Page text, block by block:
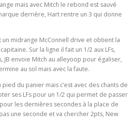
mais avec Mitch le rebond est sauvé
derrière, Hart rentre un 3 qui donne
un midrange McConnell drive et obtient la
Sur la ligne il fait un 1/2 aux LFs,
JB envoie Mitch au alleyoop pour égaliser,
au sol mais avec la faute.
du panier mais c’est avec des chants de
ses LFs pour un 1/2 qui permet de passer
les dernières secondes à la place de
une seconde et va chercher 2pts, New